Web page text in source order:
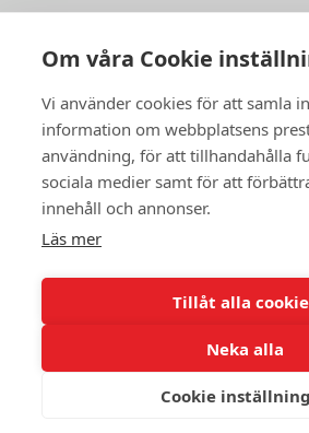
Om våra Cookie
Vi använder cookies för att samla
information om webbplatsens
användning, för att tillhandahålla
sociala medier samt för att
innehåll och annonser.
Läs mer
Tillåt alla
Neka alla
Cookie
första
aip@flowyinfo.seeller 08-1210 60
Instagram
LinkedIn
Twitter
Facebook
Få veckans bästa
artiklar på mejlen
PRENUMERERA
© 2026 Aktuellt i Politiken.